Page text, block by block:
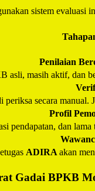
sistem evaluasi
Penilaian
asli, masih aktif, dan
secara manual.
Profil
pendapatan, dan
ADIRA akan
Gadai BPKB